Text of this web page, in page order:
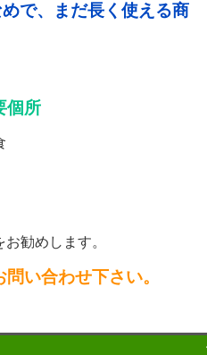
で、まだ長く使える商
個所
勧めします。
い合わせ下さい。